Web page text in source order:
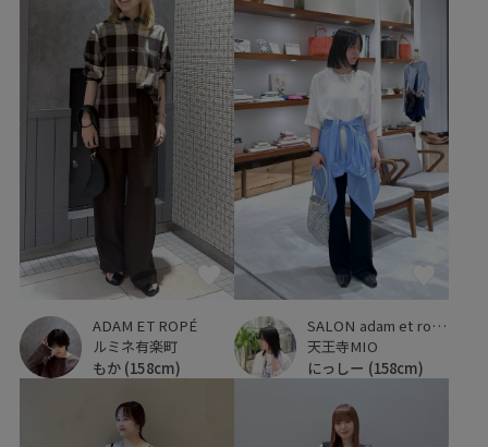
ADAM ET ROPÉ
ルミネ有楽町
もか (158cm)
SALON adam et ropé
天王寺MIO
にっしー (158cm)